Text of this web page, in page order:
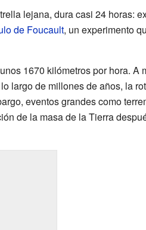
lejana, dura casi 24 horas:
de Foucault, un experimento
1670 kilómetros por hora. A
largo de millones de años, la
eventos grandes como
de la masa de la Tierra